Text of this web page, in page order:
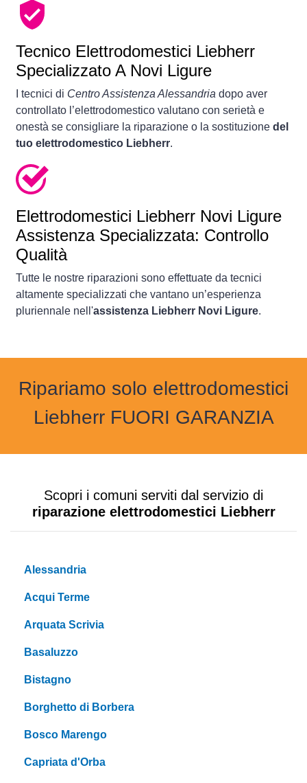
Tecnico Elettrodomestici Liebherr
Specializzato A Novi Ligure
I tecnici di Centro Assistenza Alessandria dopo aver
controllato l’elettrodomestico valutano con serietà e
onestà se consigliare la riparazione o la sostituzione del
tuo elettrodomestico Liebherr.
Elettrodomestici Liebherr Novi Ligure
Assistenza Specializzata: Controllo
Qualità
Tutte le nostre riparazioni sono effettuate da tecnici
altamente specializzati che vantano un’esperienza
pluriennale nell'assistenza Liebherr Novi Ligure.
Ripariamo solo elettrodomestici
Liebherr FUORI GARANZIA
Scopri i comuni serviti dal servizio di
riparazione elettrodomestici Liebherr
Alessandria
Acqui Terme
Arquata Scrivia
Basaluzzo
Bistagno
Borghetto di Borbera
Bosco Marengo
Capriata d'Orba